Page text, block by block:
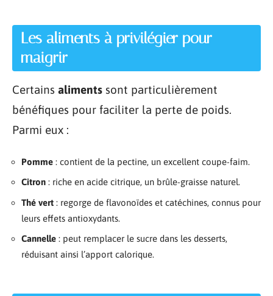
Les aliments à privilégier pour
maigrir
Certains aliments sont particulièrement
bénéfiques pour faciliter la perte de poids.
Parmi eux :
Pomme : contient de la pectine, un excellent coupe-faim.
Citron : riche en acide citrique, un brûle-graisse naturel.
Thé vert : regorge de flavonoïdes et catéchines, connus pour
leurs effets antioxydants.
Cannelle : peut remplacer le sucre dans les desserts,
réduisant ainsi l’apport calorique.